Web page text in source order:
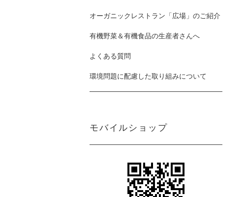
オーガニックレストラン「広場」のご紹介
有機野菜＆有機食品の生産者さんへ
よくある質問
環境問題に配慮した取り組みについて
モバイルショップ